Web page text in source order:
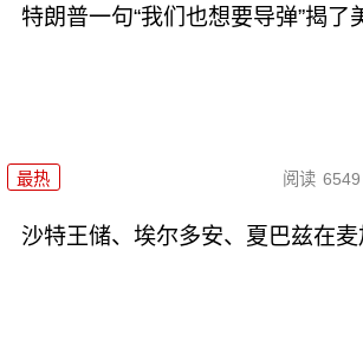
特朗普一句“我们也想要导弹”揭了
最热 阅读 6549
沙特王储、埃尔多安、夏巴兹在